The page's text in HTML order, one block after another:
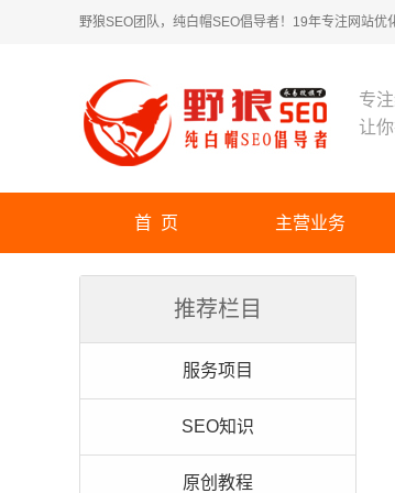
野狼SEO团队，纯白帽SEO倡导者！19年专注网站优
专
让
首 页 主营业务
推荐栏目
服务项目
SEO知识
原创教程